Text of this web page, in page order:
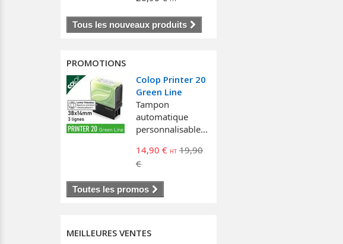
Tous les nouveaux produits
PROMOTIONS
Colop Printer 20
Green Line
Tampon
automatique
personnalisable...
14,90 €
19,90
€
Toutes les promos
MEILLEURES VENTES